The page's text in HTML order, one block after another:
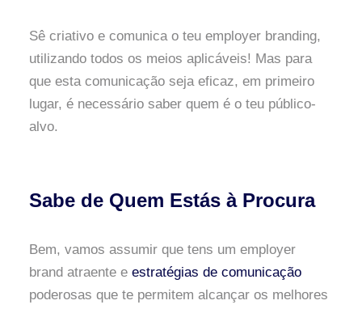
Sê criativo e comunica o teu employer branding,
utilizando todos os meios aplicáveis! Mas para
que esta comunicação seja eficaz, em primeiro
lugar, é necessário saber quem é o teu público-
alvo.
Sabe de Quem Estás à Procura
Bem, vamos assumir que tens um employer
brand atraente e estratégias de comunicação
poderosas que te permitem alcançar os melhores